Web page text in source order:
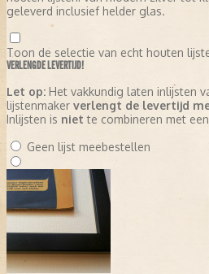
geleverd inclusief helder glas.
Toon de selectie van echt houten
VERLENGDE LEVERTIJD!
Let op: Het vakkundig laten inlijsten
lijstenmaker verlengt de levertijd
Inlijsten is niet te combineren met
Geen lijst meebestellen